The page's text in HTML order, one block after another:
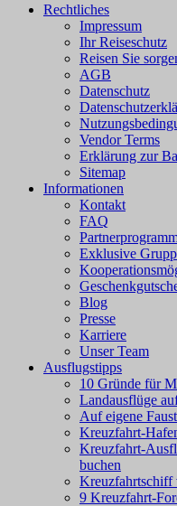
Rechtliches
Impressum
Ihr Reiseschutz
Reisen Sie
AGB
Datenschutz
Vendor Terms
Erklärung zur
Sitemap
Informationen
Kontakt
FAQ
Exklusive
Blog
Presse
Karriere
Unser Team
Ausflugstipps
10 Gründe für
Landausflüge
Auf eigene
Kreuzfahrt-
Kreuzfahrt-
buchen
Kreuzfahrtschiff
9 Kreuzfahrt-